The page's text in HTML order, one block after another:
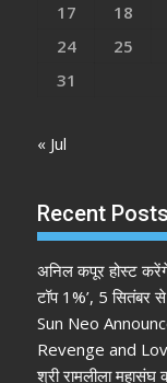
17
18
24
25
31
« Jul
Recent Posts
अनिल कपूर होस्ट
टॉप 1%’, 5 सितंबर से
Sun Neo
Revenge and
श्री रामलीला